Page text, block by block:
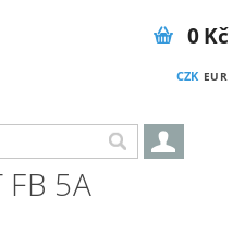
CZK EUR
0 Kč
FB 5A